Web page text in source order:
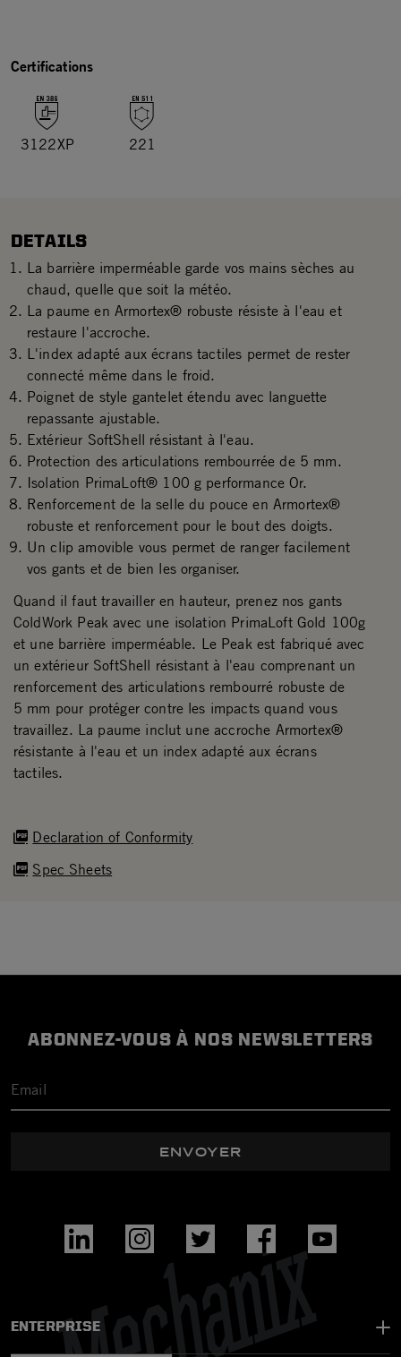
Certifications
3122XP 221
DETAILS
La barrière imperméable garde vos mains sèches au
chaud, quelle que soit la météo.
La paume en Armortex® robuste résiste à l'eau et
restaure l'accroche.
L'index adapté aux écrans tactiles permet de rester
connecté même dans le froid.
Poignet de style gantelet étendu avec languette
repassante ajustable.
Extérieur SoftShell résistant à l'eau.
Protection des articulations rembourrée de 5 mm.
Isolation PrimaLoft® 100 g performance Or.
Renforcement de la selle du pouce en Armortex®
robuste et renforcement pour le bout des doigts.
Un clip amovible vous permet de ranger facilement
vos gants et de bien les organiser.
Declaration of Conformity
Spec Sheets
Quand il faut travailler en hauteur, prenez nos gants
ColdWork Peak avec une isolation PrimaLoft Gold 100g
et une barrière imperméable. Le Peak est fabriqué avec
un extérieur SoftShell résistant à l'eau comprenant un
renforcement des articulations rembourré robuste de
5 mm pour protéger contre les impacts quand vous
travaillez. La paume inclut une accroche Armortex®
résistante à l'eau et un index adapté aux écrans
tactiles.
ABONNEZ-VOUS À NOS NEWSLETTERS
ENVOYER
ENTERPRISE